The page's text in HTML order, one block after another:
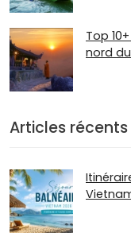
Top
nord
Articles récents